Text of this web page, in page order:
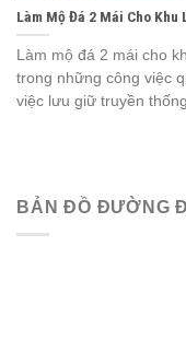
Làm Mộ Đá 2 Mái Cho
Làm mộ đá 2 mái cho
trong những công việc
việc lưu giữ truyền
BẢN ĐỒ ĐƯỜNG ĐI